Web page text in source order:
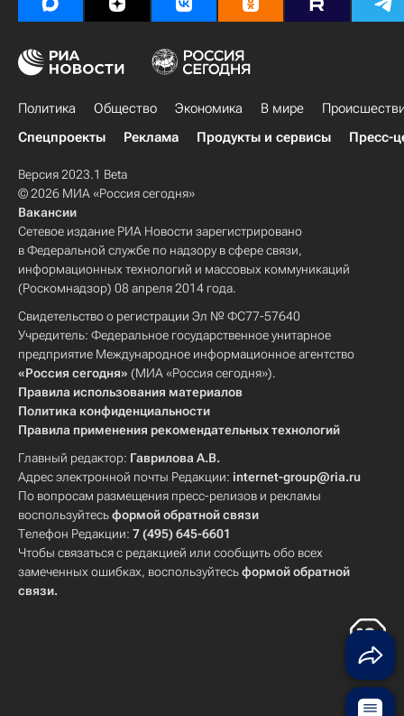
Политика Общество Экономика В мире
Спецпроекты
Реклама Продукты и сервисы Пресс-
Версия 2023.1 Beta
© 2026 МИА «Россия сегодня»
Вакансии
Сетевое издание РИА Новости зарегистрировано
в Федеральной службе по надзору в сфере связи,
информационных технологий и массовых коммуникаций
(Роскомнадзор) 08 апреля 2014 года.
Свидетельство о регистрации Эл № ФС77-57640
Учредитель: Федеральное государственное унитарное
предприятие Международное информационное агентство
«Россия сегодня» (МИА «Россия сегодня»).
Правила использования материалов
Политика конфиденциальности
Правила применения рекомендательных технологий
Главный редактор: Гаврилова А.В.
Адрес электронной почты Редакции: internet-group@ria.ru
По вопросам размещения пресс-релизов и рекламы
воспользуйтесьформой обратной связи
Телефон Редакции: 7 (495) 645-6601
Чтобы связаться с редакцией или сообщить обо всех
замеченных ошибках, воспользуйтесьформой обратной
связи.